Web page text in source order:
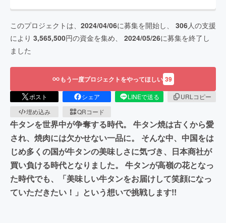
このプロジェクトは、 2024/04/06に募集を開始し、 306人の支援
により 3,565,500円の資金を集め、 2024/05/26に募集を終了し
ました
もう一度プロジェクトをやってほしい 39
ポスト シェア LINEで送る
URLコピー
埋め込み
QRコード
牛タンを世界中が争奪する時代。 牛タン焼は古くから愛
され、焼肉には欠かせない一品に。 そんな中、中国をは
じめ多くの国が牛タンの美味しさに気づき、日本商社が
買い負ける時代となりました。 牛タンが高嶺の花となっ
た時代でも、「美味しい牛タンをお届けして笑顔になっ
ていただきたい！」という想いで挑戦します!!